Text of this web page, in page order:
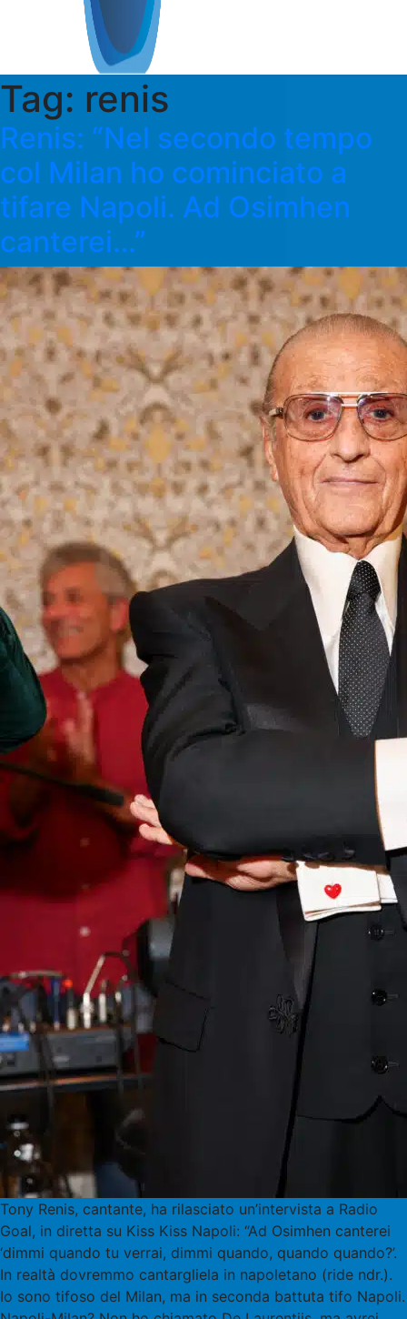
Tag: renis
Renis: “Nel secondo tempo
col Milan ho cominciato a
tifare Napoli. Ad Osimhen
canterei…”
Tony Renis, cantante, ha rilasciato un’intervista a Radio
Goal, in diretta su Kiss Kiss Napoli: “Ad Osimhen canterei
‘dimmi quando tu verrai, dimmi quando, quando quando?’.
In realtà dovremmo cantargliela in napoletano (ride ndr.).
Io sono tifoso del Milan, ma in seconda battuta tifo Napoli.